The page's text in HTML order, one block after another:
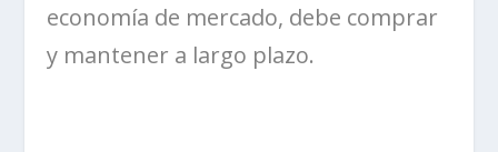
economía de mercado, debe comprar
y mantener a largo plazo.